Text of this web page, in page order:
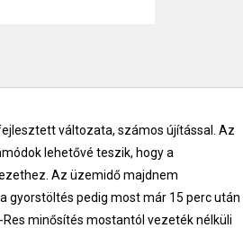
változata, számos újítással. Az
lehetővé teszik, hogy a
Az üzemidő majdnem
gyorstöltés pedig most már 15 perc után
minősítés mostantól vezeték nélküli